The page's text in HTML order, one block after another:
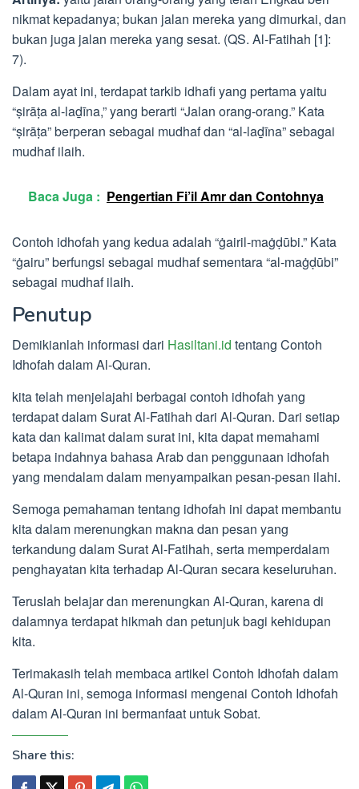
nikmat kepadanya; bukan jalan mereka yang dimurkai, dan
bukan juga jalan mereka yang sesat. (QS. Al-Fatihah [1]:
7).
Dalam ayat ini, terdapat tarkib idhafi yang pertama yaitu
“ṣirāṭa al-laḏīna,” yang berarti “Jalan orang-orang.” Kata
“ṣirāṭa” berperan sebagai mudhaf dan “al-laḏīna” sebagai
mudhaf ilaih.
Baca Juga : Pengertian Fi’il Amr dan Contohnya
Contoh idhofah yang kedua adalah “ġairil-maġḍūbi.” Kata
“ġairu” berfungsi sebagai mudhaf sementara “al-maġḍūbi”
sebagai mudhaf ilaih.
Penutup
Demikianlah informasi dari Hasiltani.id tentang Contoh
Idhofah dalam Al-Quran.
kita telah menjelajahi berbagai contoh idhofah yang
terdapat dalam Surat Al-Fatihah dari Al-Quran. Dari setiap
kata dan kalimat dalam surat ini, kita dapat memahami
betapa indahnya bahasa Arab dan penggunaan idhofah
yang mendalam dalam menyampaikan pesan-pesan ilahi.
Semoga pemahaman tentang idhofah ini dapat membantu
kita dalam merenungkan makna dan pesan yang
terkandung dalam Surat Al-Fatihah, serta memperdalam
penghayatan kita terhadap Al-Quran secara keseluruhan.
Teruslah belajar dan merenungkan Al-Quran, karena di
dalamnya terdapat hikmah dan petunjuk bagi kehidupan
kita.
Terimakasih telah membaca artikel Contoh Idhofah dalam
Al-Quran ini, semoga informasi mengenai Contoh Idhofah
dalam Al-Quran ini bermanfaat untuk Sobat.
Share this: